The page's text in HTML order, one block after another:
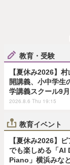
教育・受験
【夏休み2026】
開講義、小中学生
学講義スクール9
2026.8.6 Thu 19:15
教育イベント
【夏休み2026】
でも楽しめる「AI
Piano」横浜みな